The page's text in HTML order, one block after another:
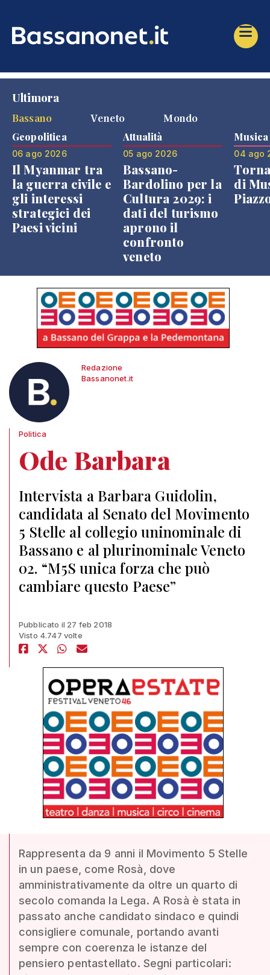
Ultimora
Bassano
Veneto Mondo
Geopolitica
06 ago 2026
Il Myanmar tra
la guerra civile e
gli interessi
strategici dei
Paesi vicini
Attualità
05 ago 2026
Bassano-
Bardolino per la
Cultura 2029: i
dati del turismo
aprono il
confronto
veneto
Musica
04 ago
di
Redazione
Bassanonet.it
Politica
Ode Barbara
Intervista a Barbara Guidolin,
candidata al Senato del Movimento
5 Stelle al collegio uninominale di
Bassano e al plurinominale Veneto
02. “M5S unica forza che può
cambiare questo Paese”
Pubblicato il 27 feb 2018
Visto 4.747 volte
Rappresenta da 9 anni il Movimento 5 Stelle
in un paese, come Rosà, dove
amministrativamente da oltre un quarto di
secolo comanda la Lega. A Rosà è stata in
passato anche candidato sindaco e quindi
consigliere comunale, portando avanti
sempre con coerenza le istanze del
pensiero pentastellato. Segni particolari: